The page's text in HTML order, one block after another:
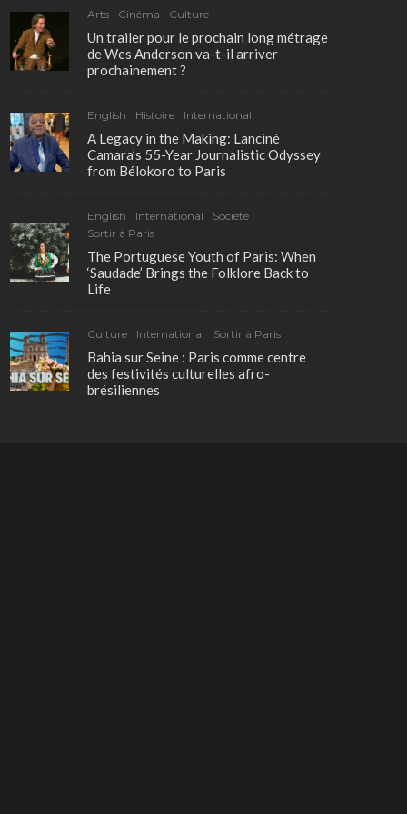
Arts Cinéma Culture
Un trailer pour le prochain long métrage
de Wes Anderson va-t-il arriver
prochainement ?
English Histoire International
A Legacy in the Making: Lanciné
Camara’s 55-Year Journalistic Odyssey
from Bélokoro to Paris
English International
Société
Sortir à Paris
The Portuguese Youth of Paris: When
‘Saudade’ Brings the Folklore Back to
Life
Culture International Sortir à Paris
Bahia sur Seine : Paris comme centre
des festivités culturelles afro-
brésiliennes